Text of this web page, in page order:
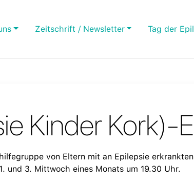
Zeitschrift / Newsletter Tag der
Kinder Kork)-
von Eltern mit an Epilepsie
und 3. Mittwoch eines Monats um 19.30 Uhr.